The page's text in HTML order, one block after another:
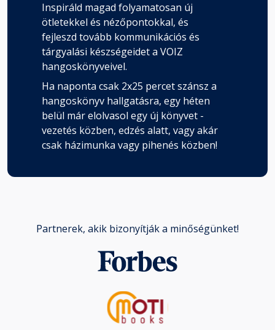
Inspiráld magad folyamatosan új
ötletekkel és nézőpontokkal, és
fejleszd tovább kommunikációs és
tárgyalási készségeidet a VOIZ
hangoskönyveivel.
Ha naponta csak 2x25 percet szánsz a
hangoskönyv hallgatásra, egy héten
belül már elolvasol egy új könyvet -
vezetés közben, edzés alatt, vagy akár
csak házimunka vagy pihenés közben!
Partnerek, akik bizonyítják a minőségünket!